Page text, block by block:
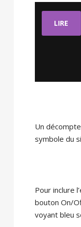
LIRE
Un
symbole du
Pour inclure
bouton On/
voyant bleu